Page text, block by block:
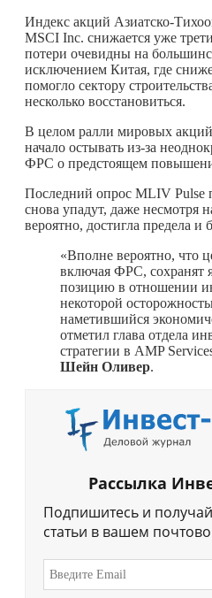
Индекс акций Азиатско-
MSCI Inc. снижается уже
потери очевидны на
исключением Китая, где
помогло сектору
несколько восстановиться.
В целом ралли мировых
начало остывать из-за
ФРС о предстоящем
Последний опрос MLIV Pulse
снова упадут, даже несмотря
вероятно, достигла предела и
«Вполне вероятно, что
включая ФРС, сохранят
позицию в отношении
некоторой
наметившийся
отметил глава отдела
стратегии в AMP
Шейн Оливер.
Рассылка
Подпишитесь и
статьи в вашем